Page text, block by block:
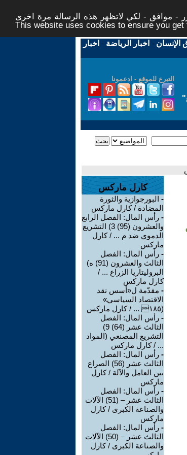
- موافق - لكي لاتظهر هذه الرسالة مرة اخرى -
This website uses cookies to ensure you
الإنسان - اخبار الرياضة - اخبار
التبرع للموقع - ادعمونا
"
كارل ماركس
- البورجوازية والثورة
المضادة / كارل ماركس
- رأس المال: الفصل الرابع
والعشرون (95) 3) التشريع
الدموي ضد م ... / كارل
ماركس
- رأس المال: الفصل
الثالث والعشرون (91) ه)
البروليتاريا الزراع ... /
كارل ماركس
- مقدّمة ل«أسس نقد
الاقتصاد السياسي»
(١٨٥ ... / كارل ماركس
- رأس المال: الفصل
الثالث عشر (64) 9)
التشريع المصنعي (المواد
... / كارل ماركس
- رأس المال: الفصل
الثالث عشر (56) الصراع
بين العامل والآلة / كارل
ماركس
- رأس المال: الفصل
الثالث عشر – (51) الآلات
والصناعة الكبرى / كارل
ماركس
- رأس المال: الفصل
الثالث عشر – (50) الآلات
والصناعة الكبرى / كارل